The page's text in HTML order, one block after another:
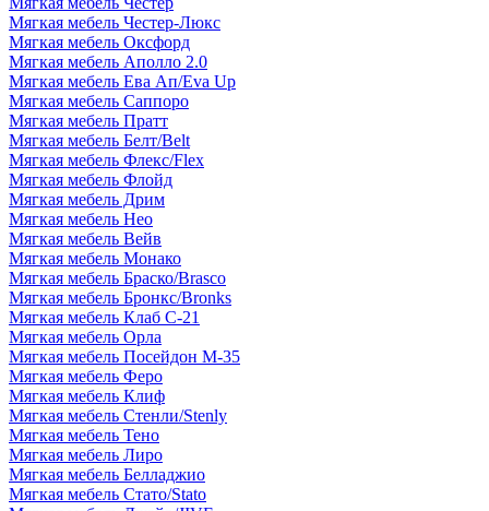
Мягкая мебель Честер-Люкс
Мягкая мебель Оксфорд
Мягкая мебель Аполло 2.0
Мягкая мебель Ева Ап/Eva Up
Мягкая мебель Саппоро
Мягкая мебель Пратт
Мягкая мебель Белт/Belt
Мягкая мебель Флекс/Flex
Мягкая мебель Флойд
Мягкая мебель Дрим
Мягкая мебель Нео
Мягкая мебель Вейв
Мягкая мебель Монако
Мягкая мебель Браско/Brasco
Мягкая мебель Бронкс/Bronks
Мягкая мебель Клаб С-21
Мягкая мебель Орла
Мягкая мебель Посейдон М-35
Мягкая мебель Феро
Мягкая мебель Клиф
Мягкая мебель Стенли/Stenly
Мягкая мебель Тено
Мягкая мебель Лиро
Мягкая мебель Белладжио
Мягкая мебель Стато/Stato